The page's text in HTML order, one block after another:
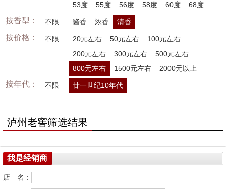
53度
55度 56度 58度 60度 68度
按香型： 不限 酱香 浓香 清香
按价格： 不限 20元左右 50元左右
100元左右
200元左右
300元左右
500元左右
800元左右
1500元左右 2000元以上
按年代： 不限 廿一世纪10年代
泸州老窖筛选结果
我是经销商
店 名：